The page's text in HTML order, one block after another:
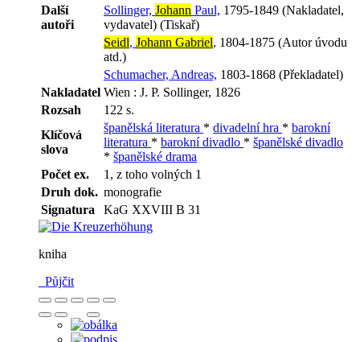
Další
autoři
Sollinger, Johann Paul, 1795-1849 (Nakladatel,
vydavatel) (Tiskař)
Seidl, Johann Gabriel, 1804-1875 (Autor úvodu
atd.)
Schumacher, Andreas, 1803-1868 (Překladatel)
Nakladatel Wien : J. P. Sollinger, 1826
Rozsah
122 s.
Klíčová
slova
španělská literatura * divadelní hra * barokní
literatura * barokní divadlo * španělské divadlo
* španělské drama
Počet ex.
1, z toho volných 1
Druh dok. monografie
Signatura
KaG XXVIII B 31
kniha
Půjčit